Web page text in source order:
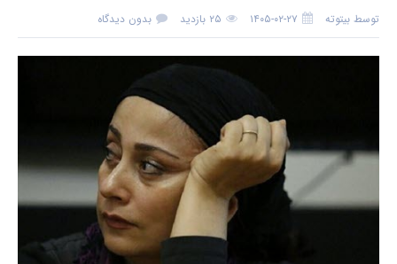
توسط بیتوته ۱۴۰۵-۰۲-۲۷ ۲۵ بازدید بدون دیدگاه